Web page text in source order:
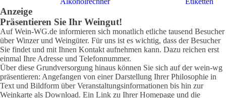
Anzeige
Präsentieren Sie Ihr Weingut!
Auf Wein-WG.de informieren sich monatlich etliche tausend Besucher
über Winzer und Weingüter. Für uns ist es wichtig, dass der Besucher
Sie findet und mit Ihnen Kontakt aufnehmen kann. Dazu reichen erst
einmal Ihre Adresse und Telefonnummer.
Über diese Grundversorgung hinaus können Sie sich auf der wein-wg
präsentieren: Angefangen von einer Darstellung Ihrer Philosophie in
Text und Bildform über Veranstaltungsinformationen bis hin zur
Weinkarte als Download. Ein Link zu Ihrer Homepage und die